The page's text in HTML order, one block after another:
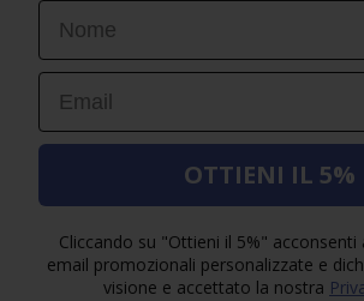
First Name
Email
OTTIENI IL 5%
Cliccando su "Ottieni il 5%" acconsenti
email promozionali personalizzate e
visione e accettato la nostra